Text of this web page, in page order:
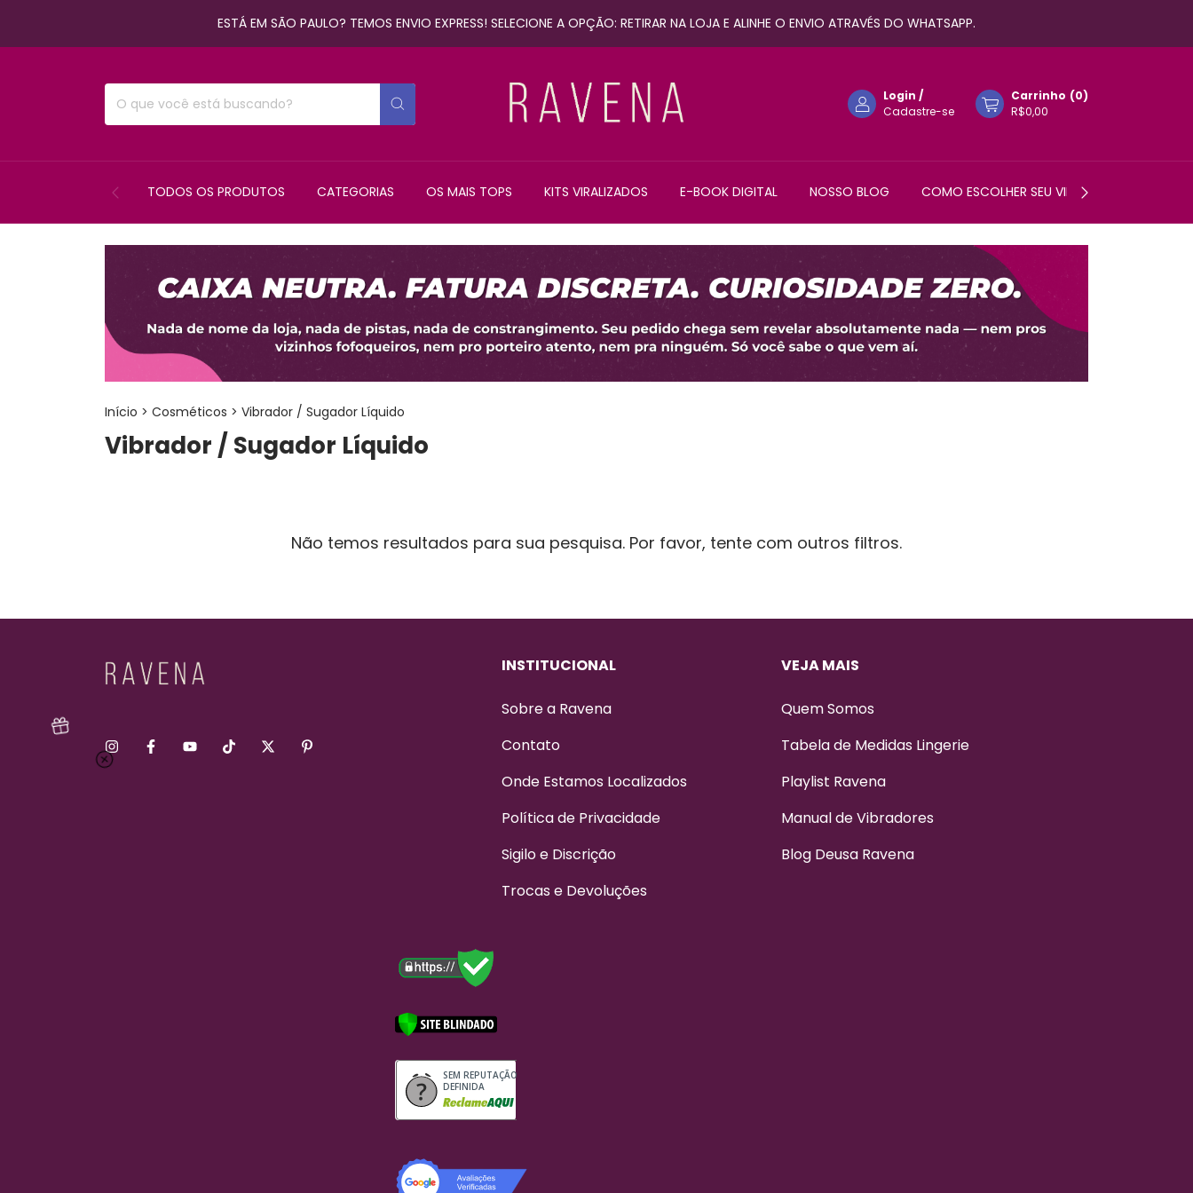
ESTÁ EM SÃO PAULO? TEMOS ENVIO EXPRESS! SELECIONE A OPÇÃO: RETIRAR NA LOJA E ALINHE O ENVIO ATRAVÉS DO WHATSAPP.
Login /
Cadastre-se
Carrinho (0)
R$0,00
TODOS OS PRODUTOS CATEGORIAS OS MAIS TOPS KITS VIRALIZADOS E-BOOK DIGITAL NOSSO BLOG COMO ESCOLHER SEU VIBRADOR?
Início > Cosméticos > Vibrador / Sugador Líquido
Vibrador / Sugador Líquido
Não temos resultados para sua pesquisa. Por favor, tente com outros filtros.
INSTITUCIONAL
Sobre a Ravena
Contato
Onde Estamos Localizados
Política de Privacidade
Sigilo e Discrição
Trocas e Devoluções
VEJA MAIS
Quem Somos
Tabela de Medidas Lingerie
Playlist Ravena
Manual de Vibradores
Blog Deusa Ravena
SEM REPUTAÇÃO
DEFINIDA